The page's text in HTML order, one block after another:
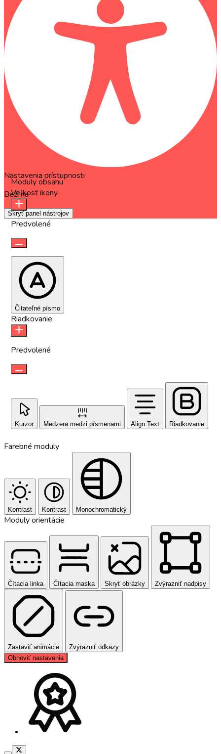
Nastavenia prístupnosti
Beží naOneTap
Skryť panel nástrojov
Moduly obsahu
Veľkosť ikony
Predvolené
Čitateľné písmo
Riadkovanie
Predvolené
Kurzor Medzera medzi písmenami Align Text Riadkovanie
Farebné moduly
Kontrast Kontrast Monochromatický
Moduly orientácie
Čítacia linka Čítacia maska Skryť obrázky Zvýrazniť nadpisy
Zastaviť animácie
Zvýrazniť odkazy
Obnoviť nastavenia